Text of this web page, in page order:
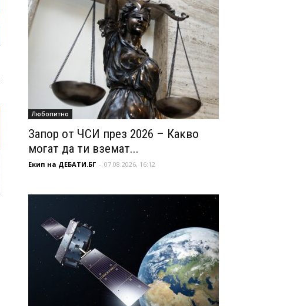
Любопитно
Запор от ЧСИ през 2026 – Какво
могат да ти вземат...
Екип на ДЕБАТИ.БГ - 07.08.2026, 16:12